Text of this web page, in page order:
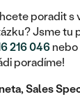
poradit s
Jsme tu
216 046 nebo
poradíme!
Sales